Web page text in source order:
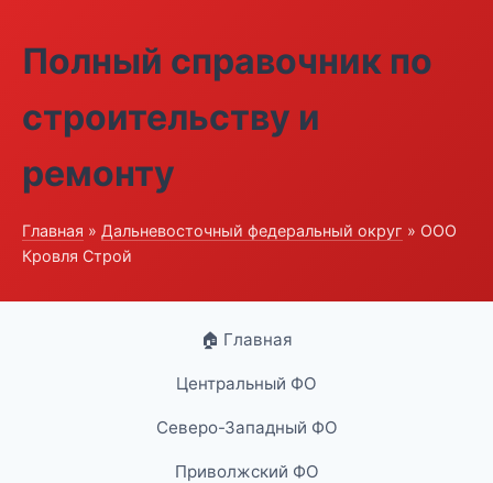
Полный справочник по
строительству и
ремонту
Главная » Дальневосточный федеральный округ » ООО
Кровля Строй
🏠 Главная
Центральный ФО
Северо-Западный ФО
Приволжский ФО